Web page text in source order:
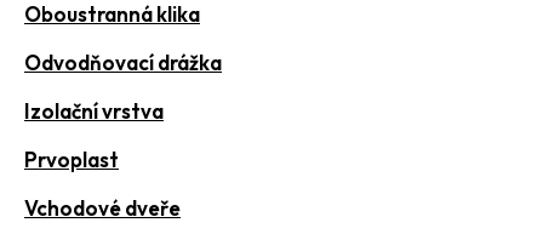
Oboustranná klika
Odvodňovací drážka
Izolační vrstva
Prvoplast
Vchodové dveře